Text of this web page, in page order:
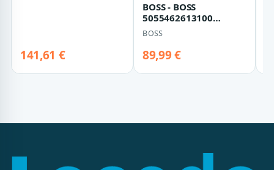
141,61 €
BOSS - BOSS
5055462613100
131_Open_White
131_Open_White - Gr. -
XXL
BOSS
89,99 €